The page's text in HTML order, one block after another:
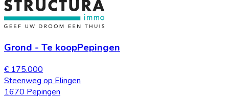
Grond - Te koopPepingen
€ 175.000
Steenweg op Elingen
1670 Pepingen